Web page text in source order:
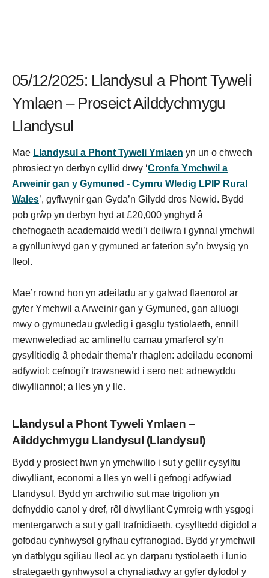
05/12/2025: Llandysul a Phont Tyweli
Ymlaen – Proseict Ailddychmygu
Llandysul
Mae Llandysul a Phont Tyweli Ymlaen yn un o chwech
phrosiect yn derbyn cyllid drwy ‘Cronfa Ymchwil a
Arweinir gan y Gymuned - Cymru Wledig LPIP Rural
Wales’, gyflwynir gan Gyda’n Gilydd dros Newid. Bydd
pob grŵp yn derbyn hyd at £20,000 ynghyd â
chefnogaeth academaidd wedi’i deilwra i gynnal ymchwil
a gynlluniwyd gan y gymuned ar faterion sy’n bwysig yn
lleol.
Mae’r rownd hon yn adeiladu ar y galwad flaenorol ar
gyfer Ymchwil a Arweinir gan y Gymuned, gan alluogi
mwy o gymunedau gwledig i gasglu tystiolaeth, ennill
mewnwelediad ac amlinellu camau ymarferol sy’n
gysylltiedig â phedair thema’r rhaglen: adeiladu economi
adfywiol; cefnogi’r trawsnewid i sero net; adnewyddu
diwylliannol; a lles yn y lle.
Llandysul a Phont Tyweli Ymlaen –
Ailddychmygu Llandysul (Llandysul)
Bydd y prosiect hwn yn ymchwilio i sut y gellir cysylltu
diwylliant, economi a lles yn well i gefnogi adfywiad
Llandysul. Bydd yn archwilio sut mae trigolion yn
defnyddio canol y dref, rôl diwylliant Cymreig wrth ysgogi
mentergarwch a sut y gall trafnidiaeth, cysylltedd digidol a
gofodau cynhwysol gryfhau cyfranogiad. Bydd yr ymchwil
yn datblygu sgiliau lleol ac yn darparu tystiolaeth i lunio
strategaeth gynhwysol a chynaliadwy ar gyfer dyfodol y